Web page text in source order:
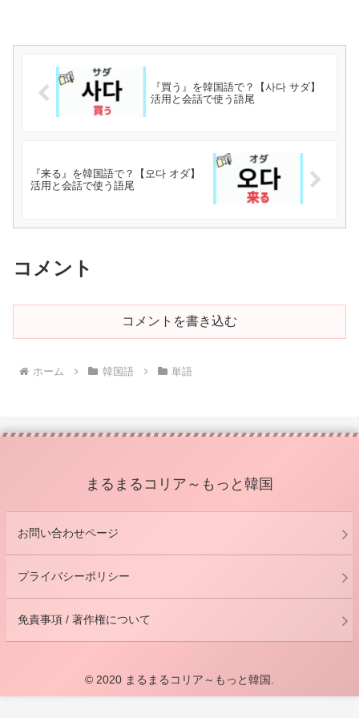
『買う』を韓国語で？【사다 サダ】
活用と会話で使う語尾
『来る』を韓国語で？【오다 オダ】
活用と会話で使う語尾
コメント
コメントを書き込む
ホーム 韓国語 単語
まるまるコリア～もっと韓国
お問い合わせページ
プライバシーポリシー
免責事項 / 著作権について
© 2020 まるまるコリア～もっと韓国.